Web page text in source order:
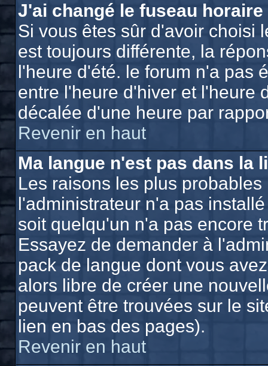
J'ai changé le fuseau
Si vous êtes sûr d'avoir choisi
est toujours différente, la
l'heure d'été. le forum n'a pas
entre l'heure d'hiver et l'heure
décalée d'une heure par
Revenir en haut
Ma langue n'est pas dans la
Les raisons les plus
l'administrateur n'a pas
soit quelqu'un n'a pas encore
Essayez de demander à
pack de langue dont vous
alors libre de créer une
peuvent être trouvées sur le
lien en bas des pages).
Revenir en haut